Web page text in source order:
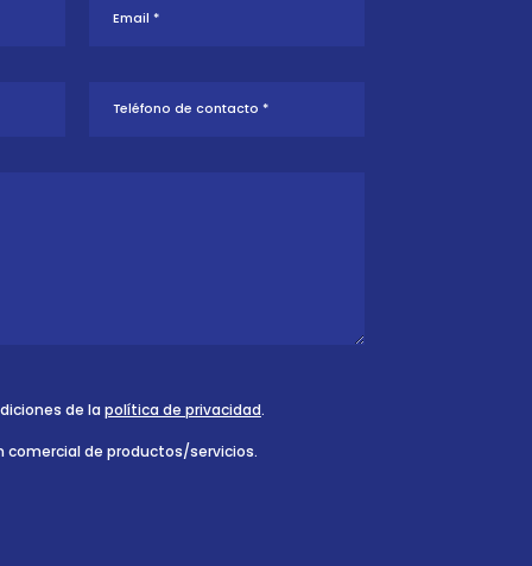
de la política de privacidad.
comercial de productos/servicios.